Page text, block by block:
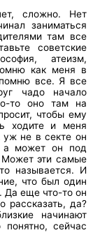
сложно. Нет
заниматься
там все
советские
атеизм,
как меня в
все. Я все
чадо начало
то оно там на
чтобы ему
ходите и меня
уж не в секте он
а может он под
Может эти самые
называется. И
что был один
Да еще что-то он
рассказать, да?
начинают
понятно, сейчас